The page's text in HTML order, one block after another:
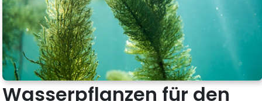
Wasserpflanzen für den